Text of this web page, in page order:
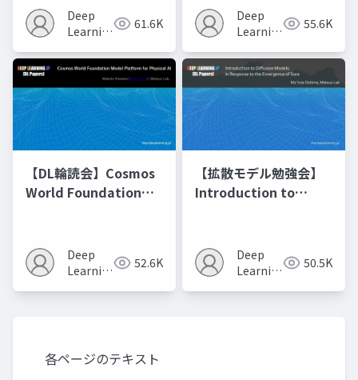
Recipes モデルマージ
の進化的最適化
Deep
Learning
61.6K
Deep
Learning
55.6K
【DL輪読会】Cosmos
World Foundation
Deep
Learning
52.6K
【拡散モデル勉強会】
Introduction to
Deep
Learning
50.5K
各ページのテキスト